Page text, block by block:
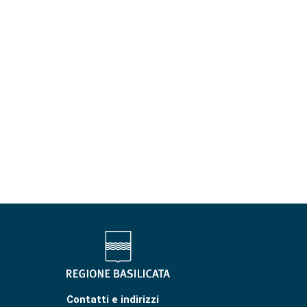
Contatti e indirizzi